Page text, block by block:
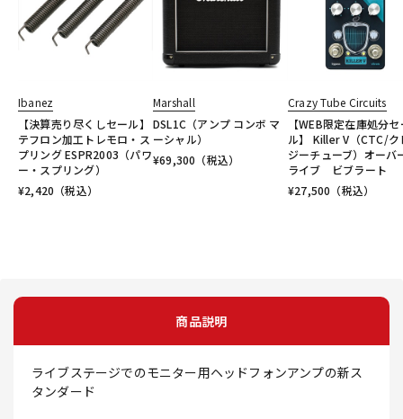
Ibanez
【決算売り尽くしセール】
テフロン加工トレモロ・ス
プリング ESPR2003（パワ
ー・スプリング）
¥2,420 （税込）
Marshall
DSL1C（アンプ コンボ マ
ーシャル）
¥69,300 （税込）
Crazy Tube Circuits
【WEB限定在庫処分
ル】 Killer V（CTC/ク
ジーチューブ）オーバ
ライブ ビブラート
¥27,500 （税込）
商品説明
ライブステージでのモニター用ヘッドフォンアンプの新ス
タンダード